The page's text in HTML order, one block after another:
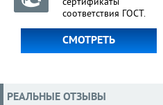
сертификаты
соответствия ГОСТ.
СМОТРЕТЬ
РЕАЛЬНЫЕ ОТЗЫВЫ